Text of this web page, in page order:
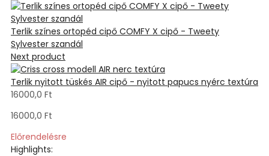
Terlik színes ortopéd cipő COMFY X cipő - Tweety
Sylvester szandál
Next product
Terlik nyitott tüskés AIR cipő - nyitott papucs nyérc textúra
16000,0 Ft
16000,0 Ft
Előrendelésre
Highlights: